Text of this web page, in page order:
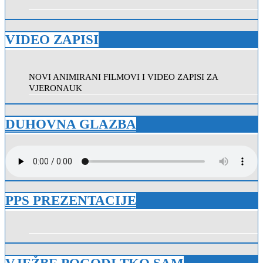
VIDEO ZAPISI
NOVI ANIMIRANI FILMOVI I VIDEO ZAPISI ZA
VJERONAUK
DUHOVNA GLAZBA
PPS PREZENTACIJE